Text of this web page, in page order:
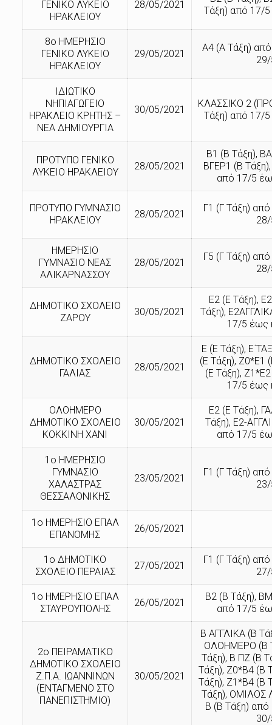
ΓΕΝΙΚΟ ΛΥΚΕΙΟ
ΗΡΑΚΛΕΙΟΥ
28/05/2021
Τάξη) από 17/
8ο ΗΜΕΡΗΣΙΟ
ΓΕΝΙΚΟ ΛΥΚΕΙΟ
ΗΡΑΚΛΕΙΟΥ
29/05/2021
Α4 (Α Τάξη)
ΙΔΙΩΤΙΚΟ
ΝΗΠΙΑΓΩΓΕΙΟ
ΗΡΑΚΛΕΙΟ ΚΡΗΤΗΣ –
ΝΕΑ ΔΗΜΙΟΥΡΓΙΑ
30/05/2021
ΚΛΑΣΣΙΚΟ 2
Τάξη) από 17/
ΠΡΟΤΥΠΟ ΓΕΝΙΚΟ
ΛΥΚΕΙΟ ΗΡΑΚΛΕΙΟΥ
28/05/2021
Β1 (Β Τάξη),
ΒΓΕΡ1 (Β
από 17/5
ΠΡΟΤΥΠΟ ΓΥΜΝΑΣΙΟ
ΗΡΑΚΛΕΙΟΥ
28/05/2021
Γ1 (Γ Τάξη)
ΗΜΕΡΗΣΙΟ
ΓΥΜΝΑΣΙΟ ΝΕΑΣ
ΑΛΙΚΑΡΝΑΣΣΟΥ
28/05/2021
Γ5 (Γ Τάξη)
ΔΗΜΟΤΙΚΟ ΣΧΟΛΕΙΟ
ΖΑΡΟΥ
30/05/2021
Ε2 (Ε Τάξη),
Τάξη),
17/5 έως
ΔΗΜΟΤΙΚΟ ΣΧΟΛΕΙΟ
ΓΑΛΙΑΣ
28/05/2021
Ε (Ε Τάξη),
(Ε Τάξη), Ζ0*Ε1
(Ε Τάξη),
17/5 έως
ΟΛΟΗΜΕΡΟ
ΔΗΜΟΤΙΚΟ ΣΧΟΛΕΙΟ
ΚΟΚΚΙΝΗ ΧΑΝΙ
30/05/2021
Ε2 (Ε Τάξη),
Τάξη), Ε2-
από 17/5
1ο ΗΜΕΡΗΣΙΟ
ΓΥΜΝΑΣΙΟ
ΧΑΛΑΣΤΡΑΣ
ΘΕΣΣΑΛΟΝΙΚΗΣ
23/05/2021
Γ1 (Γ Τάξη)
1ο ΗΜΕΡΗΣΙΟ ΕΠΑΛ
ΕΠΑΝΟΜΗΣ
26/05/2021
1ο ΔΗΜΟΤΙΚΟ
ΣΧΟΛΕΙΟ ΠΕΡΑΙΑΣ
27/05/2021
Γ1 (Γ Τάξη)
1ο ΗΜΕΡΗΣΙΟ ΕΠΑΛ
ΣΤΑΥΡΟΥΠΟΛΗΣ
26/05/2021
Β2 (Β Τάξη),
από 17/5
2ο ΠΕΙΡΑΜΑΤΙΚΟ
ΔΗΜΟΤΙΚΟ ΣΧΟΛΕΙΟ
Ζ.Π.Α. ΙΩΑΝΝΙΝΩΝ
(ΕΝΤΑΓΜΕΝΟ ΣΤΟ
ΠΑΝΕΠΙΣΤΗΜΙΟ)
30/05/2021
Β ΑΓΓΛΙΚΑ (Β
ΟΛΟΗΜΕΡΟ (Β
Τάξη), Β ΠΖ (Β
Τάξη), Ζ0*Β4 (Β
Τάξη), Ζ1*Β4 (Β
Τάξη), ΟΜΙΛΟΣ
Β (Β Τάξη) από